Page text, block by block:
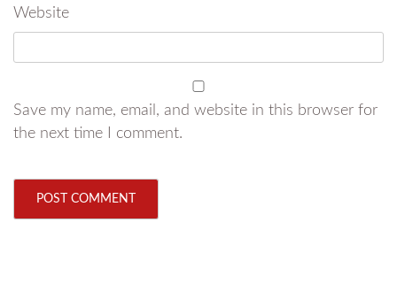
Website
Save my name, email, and website in this browser for
the next time I comment.